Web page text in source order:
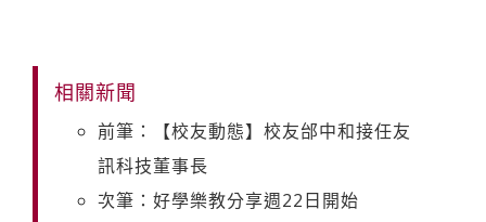
相關新聞
前筆：【校友動態】校友邰中和接任友
訊科技董事長
次筆：好學樂教分享週22日開始